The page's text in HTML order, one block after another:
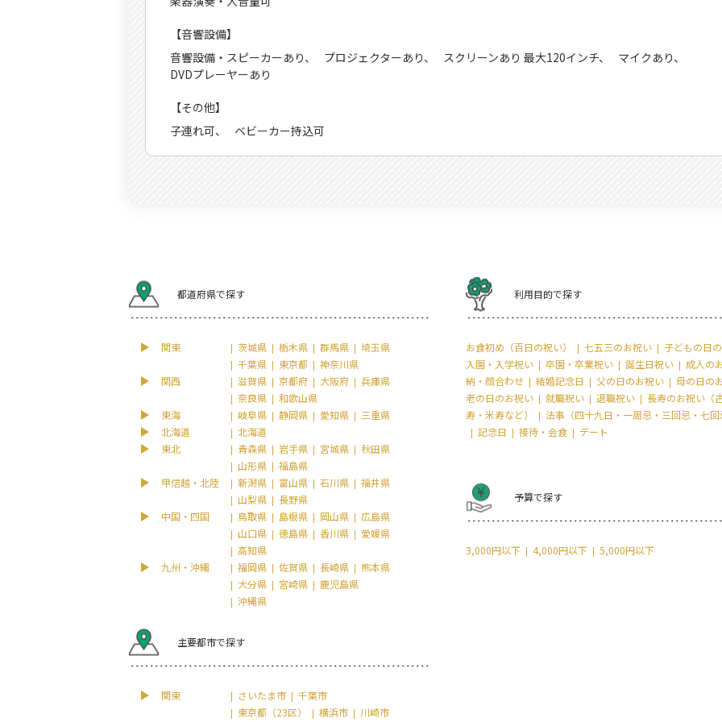
【音響設備】
音響設備・スピーカーあり
プロジェクターあり スクリーンあり 最大120インチ
マイクあり
DVDプレーヤーあり
【その他】
子連れ可
ベビーカー持込可
都道府県で探す
関東 茨城県 栃木県 群馬県
埼玉県
千葉県
東京都
神奈川県
関西
滋賀県 京都府 大阪府
兵庫県
奈良県
和歌山県
東海
岐阜県 静岡県 愛知県
三重県
北海道
北海道
東北
青森県 岩手県 宮城県
秋田県
山形県
福島県
甲信越・北陸
新潟県 富山県 石川県
福井県
山梨県
長野県
中国・四国
鳥取県 島根県 岡山県
広島県
山口県
徳島県 香川県
愛媛県
高知県
九州・沖縄
福岡県 佐賀県 長崎県
熊本県
大分県
宮崎県
鹿児島県
沖縄県
主要都市で探す
関東 さいたま市
千葉市
東京都（23区）
横浜市 川崎市
利用目的で探す
お食初め（百日の祝い） 七五三のお祝い
子どもの日
入園・入学祝い
卒園・卒業祝い 誕生日祝い
成人の
納・顔合わせ
結婚記念日 父の日のお祝い
母の日の
老の日のお祝い
就職祝い 退職祝い
長寿のお祝い（
寿・米寿など）
法事（四十九日・一周忌・三回忌・七
記念日
接待・会食 デート
予算で探す
3,000円以下 4,000円以下 5,000円以下